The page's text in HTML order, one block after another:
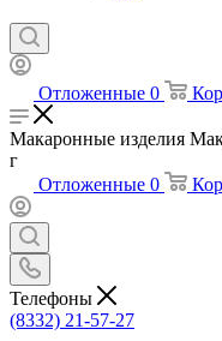
Отложенные 0
Макаронные изделия
г
Отложенные 0
Телефоны
(8332) 21-57-27